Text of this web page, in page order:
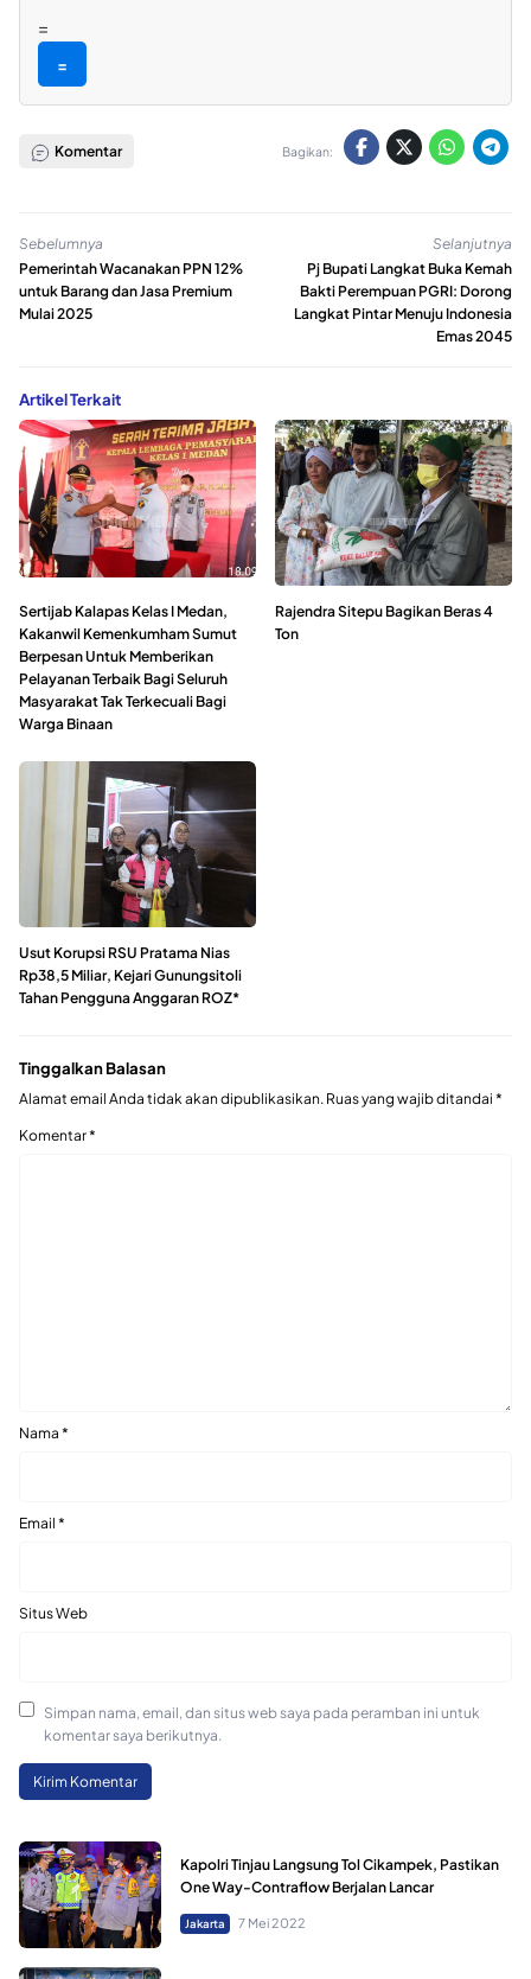
=
=
Komentar Bagikan:
Sebelumnya
Pemerintah Wacanakan PPN 12%
untuk Barang dan Jasa Premium
Mulai 2025
Selanjutnya
Pj Bupati Langkat Buka Kemah
Bakti Perempuan PGRI: Dorong
Langkat Pintar Menuju Indonesia
Emas 2045
Artikel Terkait
Sertijab Kalapas Kelas I Medan,
Kakanwil Kemenkumham Sumut
Berpesan Untuk Memberikan
Pelayanan Terbaik Bagi Seluruh
Masyarakat Tak Terkecuali Bagi
Warga Binaan
Rajendra Sitepu Bagikan Beras 4
Ton
Usut Korupsi RSU Pratama Nias
Rp38,5 Miliar, Kejari Gunungsitoli
Tahan Pengguna Anggaran ROZ*
Tinggalkan Balasan
Alamat email Anda tidak akan dipublikasikan. Ruas yang wajib ditandai *
Komentar*
Nama *
Email *
Situs Web
Simpan nama, email, dan situs web saya pada peramban ini untuk
komentar saya berikutnya.
Kapolri Tinjau Langsung Tol Cikampek, Pastikan
One Way-Contraflow Berjalan Lancar
Jakarta 7 Mei 2022